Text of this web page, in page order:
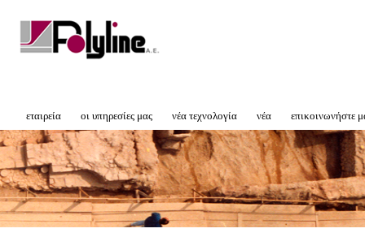
εταιρεία οι υπηρεσίες μας νέα τεχνολογία νέα επικοινωνήστε